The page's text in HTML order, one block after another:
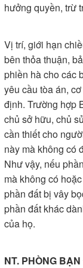
hưởng quyền, trừ
Vị trí, giới hạn
bên thỏa thuận,
phiền hà cho các
yêu cầu tòa án,
định. Trường hợp
chủ sở hữu, chủ
cần thiết cho
này mà không có
Như vậy, nếu
mà không có
phần đất bị vây
phần đất khác
của họ.
NT. PHÒNG